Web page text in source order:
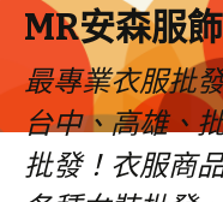
MR安森服
最專業衣服批
台中、高雄、
批發！衣服商